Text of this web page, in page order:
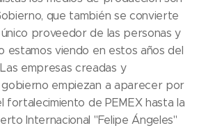
que también se convierte
proveedor de las personas y
estamos viendo en estos años del
empresas creadas y
empiezan a aparecer por
fortalecimiento de PEMEX hasta la
Internacional "Felipe Ángeles"